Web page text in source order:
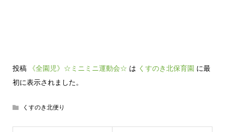
投稿 《全園児》☆ミニミニ運動会☆ は くすのき北保育園 に最
初に表示されました。
くすのき北便り